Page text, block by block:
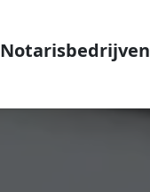
Notarisbedrijven